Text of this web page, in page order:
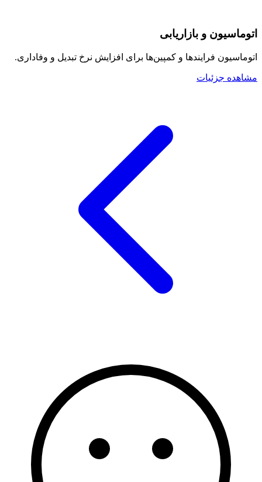
اتوماسیون و بازاریابی
اتوماسیون فرایندها و کمپین‌ها برای افزایش نرخ تبدیل و وفاداری.
مشاهده جزئیات